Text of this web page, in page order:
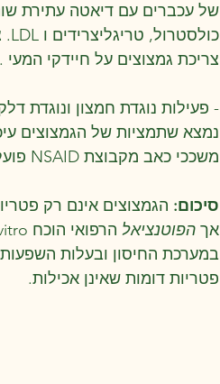
של עכברים עם דיאטה עתירת
כולסטרול, טריגליצרידים ו LDL. צמצום דלקתיות ושיפור בהרכב חיידקי המעי.
צריכת גמצוצים על חיידקי
- פעילות נוגדת חמצון ונוגדת
משככי כאב מקבוצת NSAID פועלים על אותם אנזימים).
סיכום: הגמצוצים אינם רק
אך הפוטנציאל
במערכת החיסון ובעלות השפעות
פטריות דומות שאינן אכילות.